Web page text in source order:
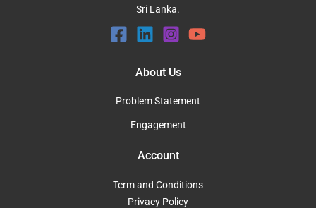
Sri Lanka.
About Us
Problem Statement
Engagement
Account
Term and Conditions
Privacy Policy